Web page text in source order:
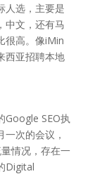
人选，主要是
中文，还有马
很高。像iMin
西亚招聘本地
Google SEO执
次的会议，
情况，存在一
Digital